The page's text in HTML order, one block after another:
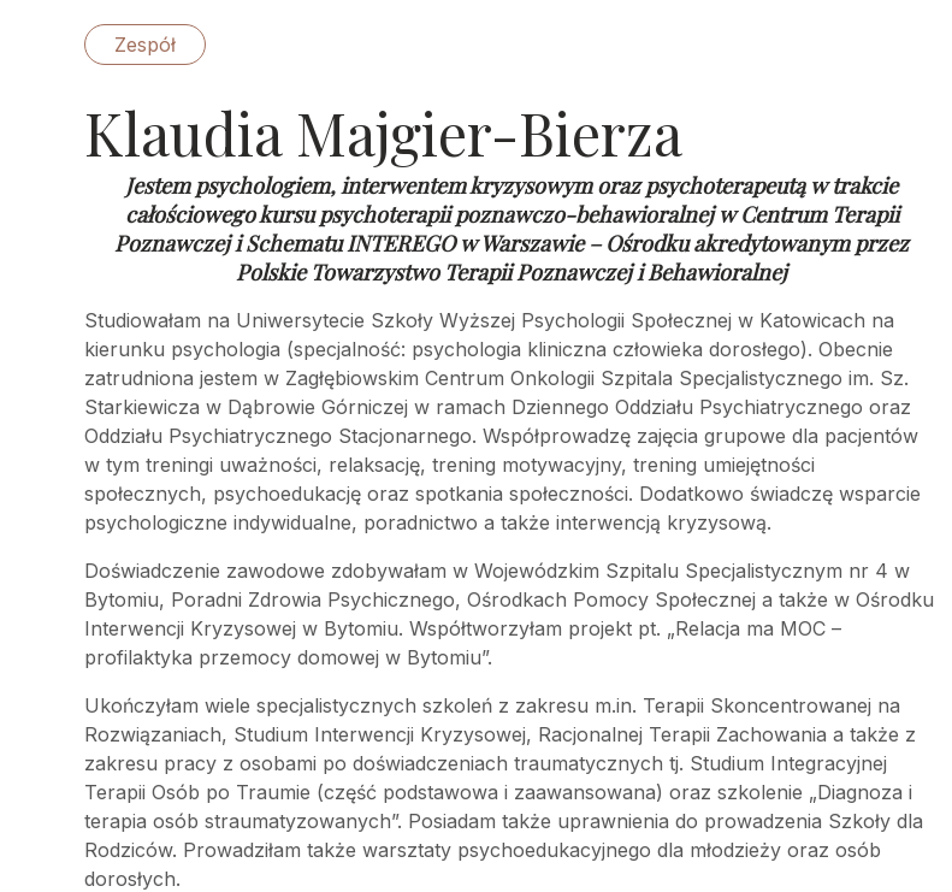
Zespół
Klaudia Majgier-Bierza
Jestem psychologiem, interwentem kryzysowym oraz psychoterapeutą w trakcie
całościowego kursu psychoterapii poznawczo-behawioralnej wCentrum Terapii
Poznawczej i Schematu INTEREGO w Warszawie – Ośrodku akredytowanym przez
Polskie Towarzystwo Terapii Poznawczej i Behawioralnej
Studiowałam na Uniwersytecie Szkoły Wyższej Psychologii Społecznej w Katowicach na
kierunku psychologia (specjalność: psychologia kliniczna człowieka dorosłego). Obecnie
zatrudniona jestem w Zagłębiowskim Centrum Onkologii Szpitala Specjalistycznego im. Sz.
Starkiewicza w Dąbrowie Górniczej w ramach Dziennego Oddziału Psychiatrycznego oraz
Oddziału Psychiatrycznego Stacjonarnego. Współprowadzę zajęcia grupowe dla pacjentów
w tym treningi uważności, relaksację, trening motywacyjny, trening umiejętności
społecznych, psychoedukację oraz spotkania społeczności. Dodatkowo świadczę wsparcie
psychologiczne indywidualne, poradnictwo a także interwencją kryzysową.
Doświadczenie zawodowe zdobywałam w Wojewódzkim Szpitalu Specjalistycznym nr 4 w
Bytomiu, Poradni Zdrowia Psychicznego, Ośrodkach Pomocy Społecznej a także w Ośrodku
Interwencji Kryzysowej w Bytomiu. Współtworzyłam projekt pt. „Relacja ma MOC –
profilaktyka przemocy domowej w Bytomiu”.
Ukończyłam wiele specjalistycznych szkoleń z zakresu m.in. Terapii Skoncentrowanej na
Rozwiązaniach, Studium Interwencji Kryzysowej, Racjonalnej Terapii Zachowania a także z
zakresu pracy z osobami po doświadczeniach traumatycznych tj. Studium Integracyjnej
Terapii Osób po Traumie (część podstawowa i zaawansowana) oraz szkolenie „Diagnoza i
terapia osób straumatyzowanych”. Posiadam także uprawnienia do prowadzenia Szkoły dla
Rodziców. Prowadziłam także warsztaty psychoedukacyjnego dla młodzieży oraz osób
dorosłych.